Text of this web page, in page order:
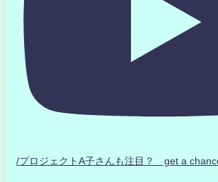
/プロジェクトA子さんも注目？ get a